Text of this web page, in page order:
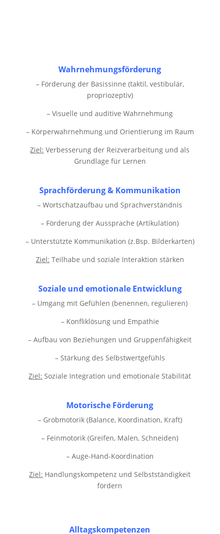
Wahrnehmungsförderung
– Förderung der Basissinne (taktil, vestibulär,
propriozeptiv)
– Visuelle und auditive Wahrnehmung
– Körperwahrnehmung und Orientierung im Raum
Ziel: Verbesserung der Reizverarbeitung und als
Grundlage für Lernen
Sprachförderung & Kommunikation
– Wortschatzaufbau und Sprachverständnis
– Förderung der Aussprache (Artikulation)
– Unterstützte Kommunikation (z.Bsp. Bilderkarten)
Ziel: Teilhabe und soziale Interaktion stärken
Soziale und emotionale Entwicklung
– Umgang mit Gefühlen (benennen, regulieren)
– Konfliklösung und Empathie
– Aufbau von Beziehungen und Gruppenfähigkeit
– Stärkung des Selbstwertgefühls
Ziel: Soziale Integration und emotionale Stabilität
Motorische Förderung
– Grobmotorik (Balance, Koordination, Kraft)
– Feinmotorik (Greifen, Malen, Schneiden)
– Auge-Hand-Koordination
Ziel: Handlungskompetenz und Selbstständigkeit
fördern
Alltagskompetenzen